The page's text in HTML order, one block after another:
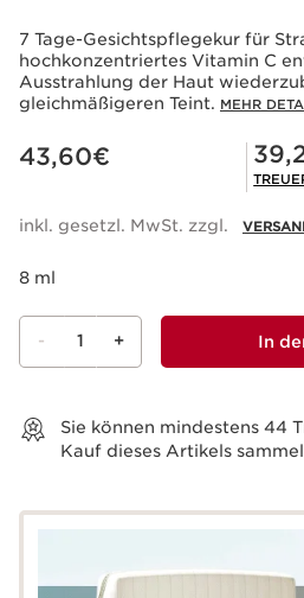
7 Tage-Gesichtspflegekur für
hochkonzentriertes Vitamin C
Ausstrahlung der Haut
gleichmäßigeren Teint. MEHR
Aktueller Preis 43,60€
43,60€
inkl. gesetzl. MwSt. zzgl.
8 ml
- 1 + In
Sie können mindestens 44
Kauf dieses Artikels